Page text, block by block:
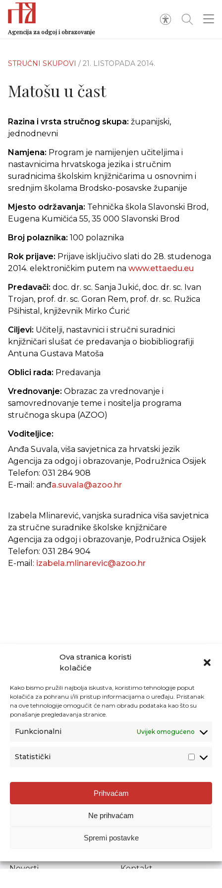
Ova stranica koristi
kolačiće
Kako bismo pružili najbolja iskustva, koristimo tehnologije poput
kolačića za pohranu i/ili pristup informacijama o uređaju. Pristanak
na ove tehnologije omogućit će nam obradu podataka kao što su
ponašanje pregledavanja stranice.
Funkcionalni Uvijek omogućeno
Statistički
Prihvaćam
Ne prihvaćam
Spremi postavke
Agencija za odgoj i obrazovanje
STRUČNI SKUPOVI / 21. LISTOPADA 2014.
Matošu u čast
Razina i vrsta stručnog skupa: županijski,
jednodnevni
Namjena: Program je namijenjen učiteljima i
nastavnicima hrvatskoga jezika i stručnim
suradnicima školskim knjižničarima u osnovnim i
srednjim školama Brodsko-posavske županije
Mjesto održavanja: Tehnička škola Slavonski Brod,
Eugena Kumičića 55, 35 000 Slavonski Brod
Broj polaznika: 100 polaznika
Rok prijave: Prijave isključivo slati do 28. studenoga
2014. elektroničkim putem na www.ettaedu.eu
Predavači: doc. dr. sc. Sanja Jukić, doc. dr. sc. Ivan
Trojan, prof. dr. sc. Goran Rem, prof. dr. sc. Ružica
Pšihistal, književnik Mirko Ćurić
Ciljevi: Učitelji, nastavnici i stručni suradnici
knjižničari slušat će predavanja o biobibliografiji
Antuna Gustava Matoša
Oblici rada: Predavanja
Vrednovanje: Obrazac za vrednovanje i
samovrednovanje teme i nositelja programa
stručnoga skupa (AZOO)
Voditeljice:
Anđa Suvala, viša savjetnica za hrvatski jezik
Agencija za odgoj i obrazovanje, Podružnica Osijek
Telefon: 031 284 908
E-mail: anđa.suvala@azoo.hr
Izabela Mlinarević, vanjska suradnica viša savjetnica
za stručne suradnike školske knjižničare
Agencija za odgoj i obrazovanje, Podružnica Osijek
Telefon: 031 284 904
E-mail: izabela.mlinarevic@azoo.hr
Agencija za odgoj i obrazovanje
Donje Svetice 38, 10000 Zagreb
1778129
Prenošenje sadržaja dopušteno je uz navođenje izvora.
Novosti
Kontakt